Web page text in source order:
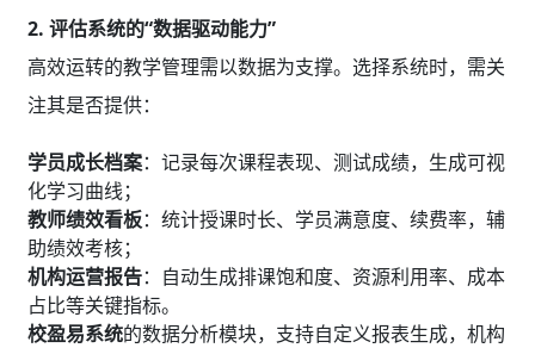
2. 评估系统的“数据驱动能力”
高效运转的教学管理需以数据为支撑。选择系统时，需关
注其是否提供：
学员成长档案：记录每次课程表现、测试成绩，生成可视
化学习曲线；
教师绩效看板：统计授课时长、学员满意度、续费率，辅
助绩效考核；
机构运营报告：自动生成排课饱和度、资源利用率、成本
占比等关键指标。
校盈易系统的数据分析模块，支持自定义报表生成，机构